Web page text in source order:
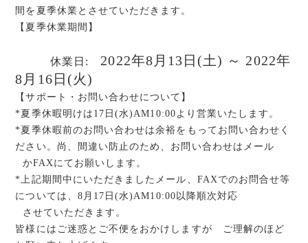
間を夏季休業とさせていただきます。
【夏季休業期間】
休業日: 2022年8月13日(土) ～ 2022年
8月16日(火)
【サポート・お問い合わせについて】
*夏季休暇明けは17日(水)AM10:00より営業いたします。
*夏季休暇前のお問い合わせは余裕をもってお問い合わせく
ださい。尚、間違い防止のため、お問い合わせはメール
かFAXにてお願いします。
*上記期間中にいただきましたメール、FAXでのお問合せ等
については、8月17日(水)AM10:00以降順次対応
させていただきます。
皆様にはご迷惑とご不便をおかけしますが ご理解のほど